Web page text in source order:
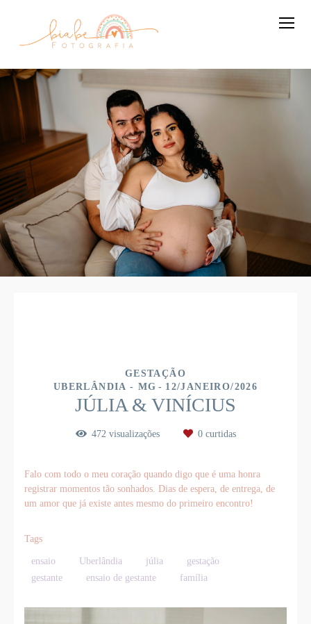
GESTAÇÃO
UBERLÂNDIA - MG
12/JANEIRO/2026
JÚLIA & VINÍCIUS
472 visualizações 0curtidas
Falo com todo o meu coração quando digo que é uma honra
registrar momentos tão sonhados. Dias de espera, de entrega, de
um amor que já existe antes mesmo do primeiro encontro!
Tags
ensaio Uberlândia júlia
gestação
gestante
ensaio de gestante família